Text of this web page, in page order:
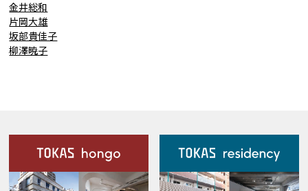
金井総和
片岡大雄
坂部貴佳子
柳澤暁子
施設案内
Our Facilities